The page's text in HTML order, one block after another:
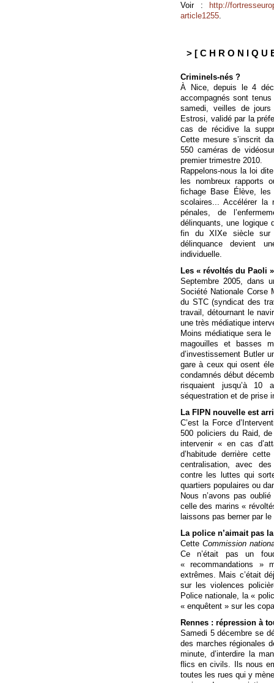
Voir :
http://
article1255.
> [ C H R O N I Q U
Criminels-nés ?
À Nice, depuis le 4
accompagnés sont
samedi, veilles de
Estrosi, validé par la
cas de récidive la
Cette mesure s’inscrit
550 caméras de
premier trimestre 2010.
Rappelons-nous la loi
les nombreux rapports
fichage Base Élève,
scolaires... Accélérer la
pénales, de
délinquants, une logique
fin du XIXe siècle sur
délinquance devient
individuelle.
Les « révoltés du Paoli »
Septembre 2005, dans
Société Nationale Corse
du STC (syndicat des
travail, détournant le
une très médiatique
Moins médiatique sera
magouilles et basses
d’investissement Butler
gare à ceux qui osent
condamnés début
risquaient jusqu’à 10
séquestration et de prise
La FIPN nouvelle est
C’est la Force
500 policiers du Raid,
intervenir « en cas
d’habitude derrière
centralisation, avec
contre les luttes qui
quartiers populaires ou
Nous n’avons pas
celle des marins «
laissons pas berner par
La police n’aimait pas
CetteCommission
Ce n’était pas un
« recommandations »
extrêmes. Mais c’était
sur les violences
Police nationale, la «
« enquêtent » sur les
Rennes : répression à
Samedi 5 décembre se
des marches régionales
minute, d’interdire la
flics en civils. Ils nous
toutes les rues qui y